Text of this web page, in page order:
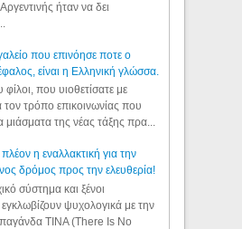
ήταν να δει
που επινόησε ποτε ο
είναι η Ελληνική γλώσσα.
φίλοι, που υιοθετίσατε με
τον τρόπο επικοινωνίας που
της νέας τάξης πρα...
η εναλλακτική για την
δρόμος προς την ελευθερία!
σύστημα και ξένοι
ψυχολογικά με την
TINA (There Is No